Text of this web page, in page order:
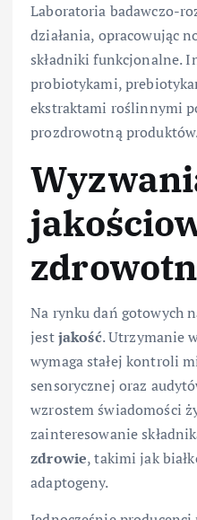
Laboratoria badawczo-
działania, opracowując
składniki funkcjonalne.
probiotykami,
ekstraktami roślinnymi
prozdrowotną
Na rynku dań gotowych
jestjakość. Utrzymanie
wymaga stałej kontroli
sensorycznej oraz
wzrostem świadomości
zainteresowanie
zdrowie, takimi jak
adaptogeny.